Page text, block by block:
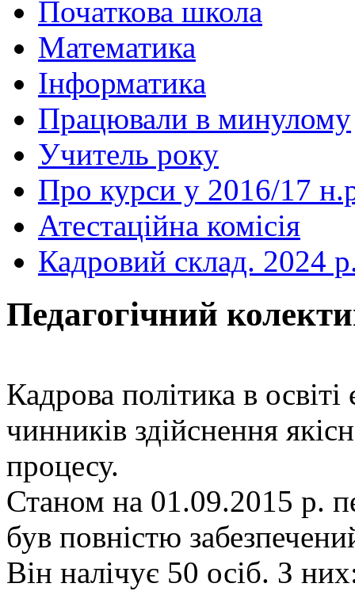
Початкова школа
Математика
Інформатика
Працювали в минулому
Учитель року
Про курси у 2016/17
Атестаційна комісія
Кадровий склад. 2024
Педагогічний
Кадрова політика в
чинників здійснення
процесу.
Станом на 01.09.2015 р.
був повністю
Він налічує 50 осіб. З